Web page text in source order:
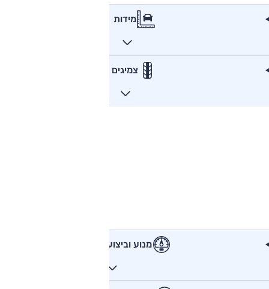
מידות
צמיגים
מנוע וביצועים